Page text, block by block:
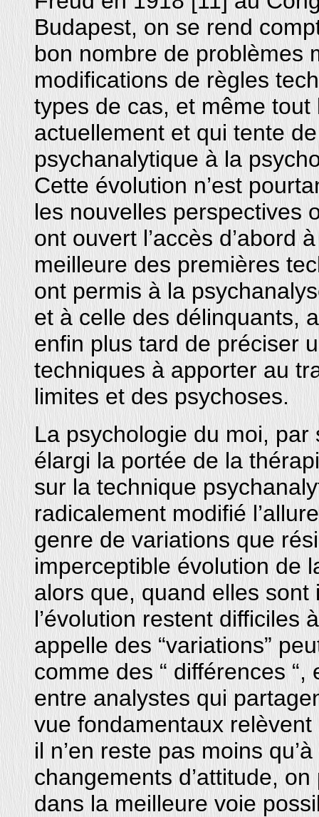
Budapest, on se rend
bon nombre de problèmes
modifications de règles
types de cas, et même
actuellement et qui tente
psychanalytique à la
Cette évolution n’est
les nouvelles perspectives
ont ouvert l’accès d’abord
meilleure des premières
ont permis à la
et à celle des délinquants,
enfin plus tard de préciser
techniques à apporter au
limites et des psychoses.
La psychologie du moi, par
élargi la portée de la
sur la technique
radicalement modifié
genre de variations que
imperceptible évolution de
alors que, quand elles
l’évolution restent difficiles
appelle des “variations”
comme des “ différences
entre analystes qui
vue fondamentaux
il n’en reste pas moins
changements d’attitude,
dans la meilleure voie